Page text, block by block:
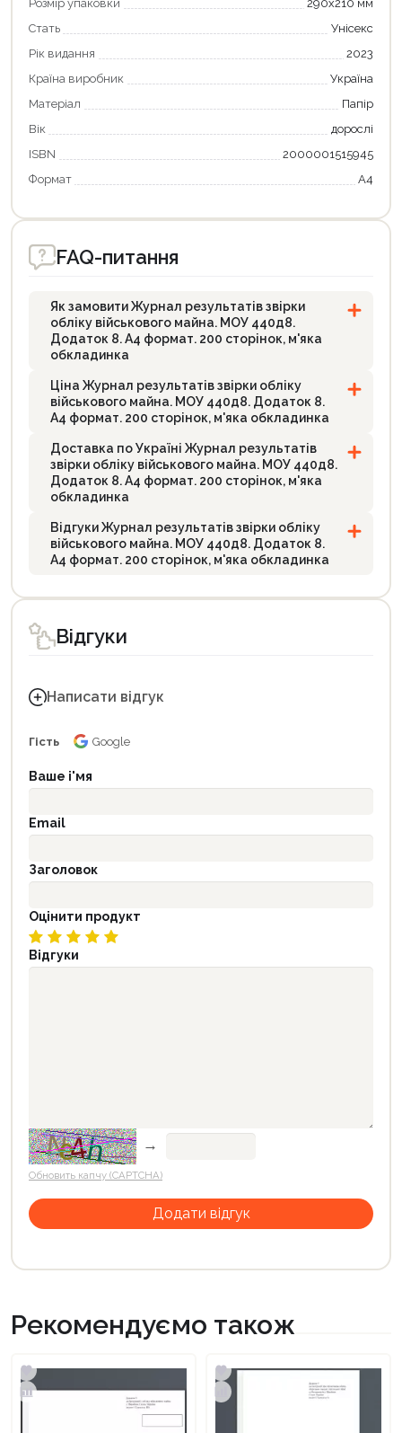
Розмір упаковки
290х210 мм
Стать
Унісекс
Рік видання
2023
Країна виробник
Україна
Матеріал
Папір
Вік
дорослі
ISBN
2000001515945
Формат
А4
FAQ-питання
Як замовити Журнал результатів звірки
обліку військового майна. МОУ 440д8.
Додаток 8. А4 формат. 200 сторінок, м'яка
обкладинка
Ціна Журнал результатів звірки обліку
військового майна. МОУ 440д8. Додаток 8.
А4 формат. 200 сторінок, м'яка обкладинка
Доставка по Україні Журнал результатів
звірки обліку військового майна. МОУ 440д8.
Додаток 8. А4 формат. 200 сторінок, м'яка
обкладинка
Відгуки Журнал результатів звірки обліку
військового майна. МОУ 440д8. Додаток 8.
А4 формат. 200 сторінок, м'яка обкладинка
Відгуки
Написати відгук
Гість Google
Ваше і'мя
Email
Заголовок
Оцінити продукт
Відгуки
→
Обновить капчу (CAPTCHA)
Рекомендуємо також
Продовжити покупки
Оформити замовлення